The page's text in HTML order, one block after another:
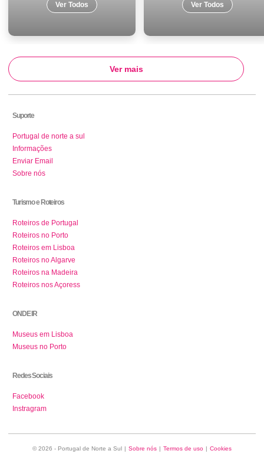
Ver Todos Ver Todos
Ver mais
Suporte
Portugal de norte a sul
Informações
Enviar Email
Sobre nós
Turismo e Roteiros
Roteiros de Portugal
Roteiros no Porto
Roteiros em Lisboa
Roteiros no Algarve
Roteiros na Madeira
Roteiros nos Açoress
ONDE IR
Museus em Lisboa
Museus no Porto
Redes Sociais
Facebook
Instragram
© 2026 - Portugal de Norte a Sul | Sobre nós | Termos de uso | Cookies